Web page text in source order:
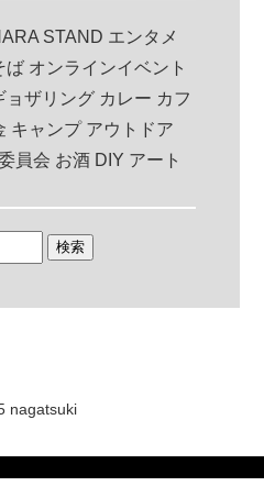
STAND エンタメ
ば オンラインイベント
ョザリング カレー カフ
キャンプ アウトドア
員会 お酒 DIY アート
nagatsuki